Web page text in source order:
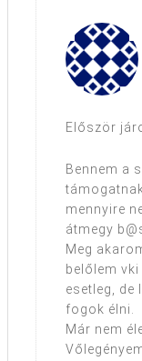
Először
Bennem a
mennyire
átmegy
Meg
belőlem
esetleg, de
fogok élni.
Már nem